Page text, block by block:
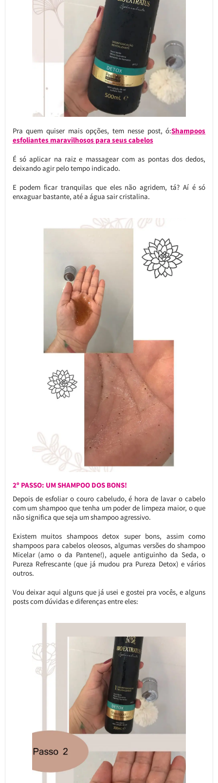
Pra quem quiser mais opções, tem nesse post, ó:Shampoos
esfoliantes maravilhosos para seus cabelos
É só aplicar na raiz e massagear com as pontas dos dedos,
deixando agir pelo tempo indicado.
E podem ficar tranquilas que eles não agridem, tá? Aí é só
enxaguar bastante, até a água sair cristalina.
2º PASSO: UM SHAMPOO DOS BONS!
Depois de esfoliar o couro cabeludo, é hora de lavar o cabelo
com um shampoo que tenha um poder de limpeza maior, o que
não significa que seja um shampoo agressivo.
Existem muitos shampoos detox super bons, assim como
shampoos para cabelos oleosos, algumas versões do shampoo
Micelar (amo o da Pantene!), aquele antiguinho da Seda, o
Pureza Refrescante (que já mudou pra Pureza Detox) e vários
outros.
Vou deixar aqui alguns que já usei e gostei pra vocês, e alguns
posts com dúvidas e diferenças entre eles: